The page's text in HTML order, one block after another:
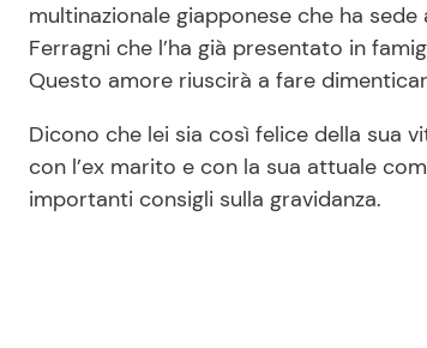
multinazionale giapponese che ha
Ferragni che l’ha già presentato in
Questo amore riuscirà a fare
Dicono che lei sia così felice della sua
con l’ex marito e con la sua attuale
importanti consigli sulla gravidanza.